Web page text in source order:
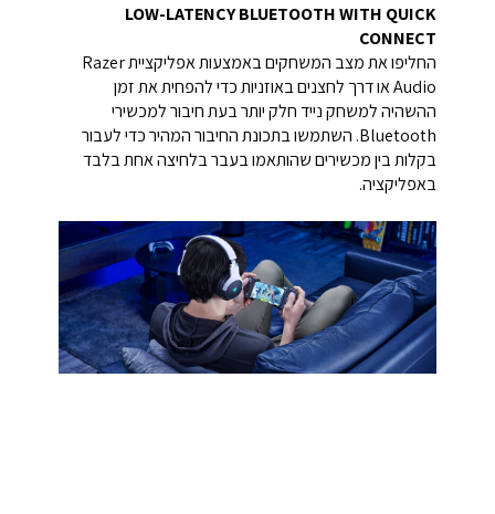
LOW-LATENCY BLUETOOTH WITH QUICK
CONNECT
החליפו את מצב המשחקים באמצעות אפליקציית Razer
Audio או דרך לחצנים באוזניות כדי להפחית את זמן
ההשהיה למשחק נייד חלק יותר בעת חיבור למכשירי
Bluetooth. השתמשו בתכונת החיבור המהיר כדי לעבור
בקלות בין מכשירים שהותאמו בעבר בלחיצה אחת בלבד
באפליקציה.